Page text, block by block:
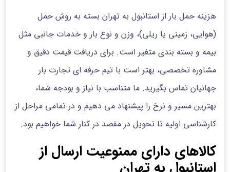
هزینه حمل بار از استانبول به تهران بسته به روش حمل
(هوایی، زمینی یا ریلی)، وزن و نوع بار و خدمات جانبی مثل
بیمه و بسته بندی متغیر است. برای دریافت قیمت دقیق و
مشاوره تخصصی، بهتر است با تیم حرفه ای تجارت بار
جهانیان تماس بگیرید. ما متناسب با نیاز و بودجه شما،
بهترین مسیر و نرخ را پیشنهاد می دهیم و در تمامی مراحل از
کارشناسی اولیه تا تحویل در مقصد در کنار شما خواهیم بود.
کالاهای دارای ممنوعیت ارسال از